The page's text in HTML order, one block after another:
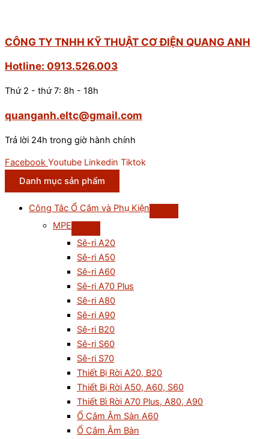
CÔNG TY TNHH KỸ THUẬT CƠ ĐIỆN QUANG ANH
Hotline: 0913.526.003
Thứ 2 - thứ 7: 8h - 18h
quanganh.eltc@gmail.com
Trả lời 24h trong giờ hành chính
Facebook Youtube Linkedin Tiktok
Danh mục sản phẩm
Công Tắc Ổ Cắm và Phụ Kiện
MPE
Sê-ri A20
Sê-ri A50
Sê-ri A60
Sê-ri A70 Plus
Sê-ri A80
Sê-ri A90
Sê-ri B20
Sê-ri S60
Sê-ri S70
Thiết Bị Rời A20, B20
Thiết Bị Rời A50, A60, S60
Thiết Bì Rời A70 Plus, A80, A90
Ổ Cắm Âm Sàn A60
Ổ Cắm Âm Bàn